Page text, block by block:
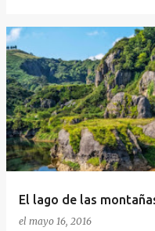
El lago de las
el mayo 16, 2016